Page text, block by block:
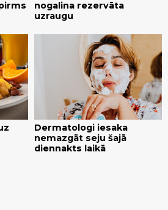
nogalina rezervāta
uzraugu
Dermatologi iesaka
nemazgāt seju šajā
diennakts laikā